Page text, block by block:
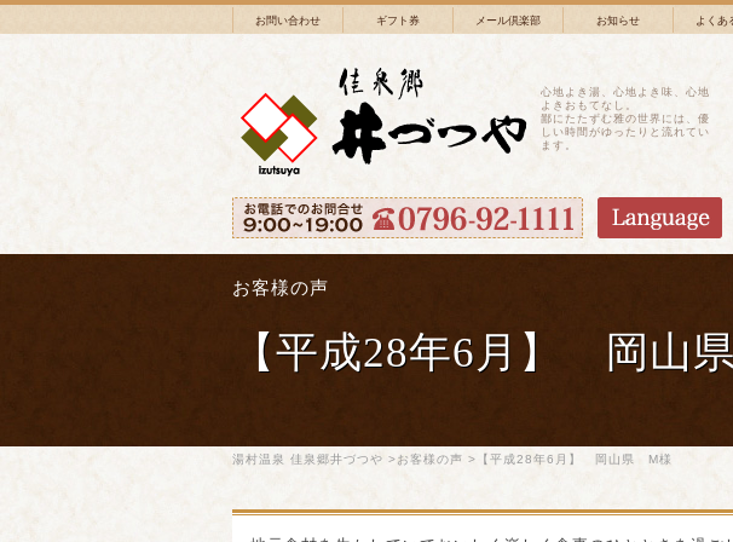
お問い合わせ ギフト券 メール倶楽部 お知らせ よくあ
心地よき湯、心地よき味、心地
よきおもてなし。
鄙にたたずむ雅の世界には、優
しい時間がゆったりと流れてい
ます。
お客様の声
【平成28年6月】 岡山
湯村温泉 佳泉郷井づつや >お客様の声 >【平成28年6月】 岡山県 M様